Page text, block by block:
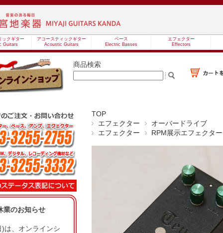
ックギター
Guitars
アコースティックギター
Acoustic Guitars
ベース
Electric Basses
エフェクター
Effectors
商品検索
TOP
エフェクター
オーバードライブ
エフェクター
RPM展示エフェクター
業のお知らせ
)は、オンラインシ